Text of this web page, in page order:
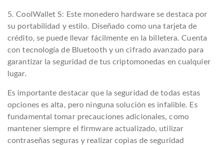
5. CoolWallet S: Este monedero hardware se destaca por
su portabilidad y estilo. Diseñado como una tarjeta de
crédito, se puede llevar fácilmente en la billetera. Cuenta
con tecnología de Bluetooth y un cifrado avanzado para
garantizar la seguridad de tus criptomonedas en cualquier
lugar.
Es importante destacar que la seguridad de todas estas
opciones es alta, pero ninguna solución es infalible. Es
fundamental tomar precauciones adicionales, como
mantener siempre el firmware actualizado, utilizar
contraseñas seguras y realizar copias de seguridad